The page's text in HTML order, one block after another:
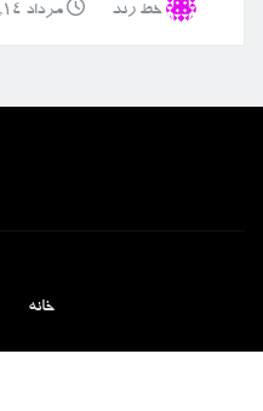
خط رند مرداد ۱۴, ۱۴۰۵
خانه